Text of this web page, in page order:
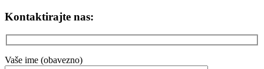
Kontaktirajte nas:
Vaše ime (obavezno)